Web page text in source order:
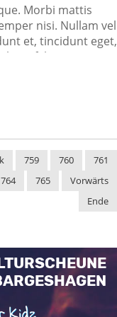
Morbi mattis
nisi. Nullam vel
et, tincidunt eget,
ac felis. Nunc
759 760
761
764 765
Vorwärts
Ende